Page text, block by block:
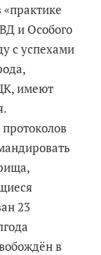
и Особого
с успехами
имеют
23
в